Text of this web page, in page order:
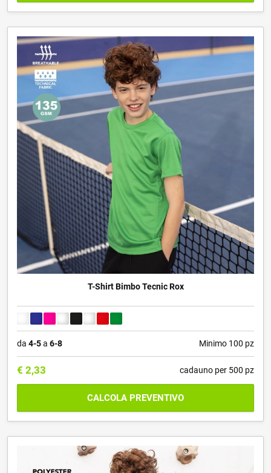
T-Shirt Bimbo Tecnic Rox
da 4-5a 6-8 Minimo 100 pz
€ 2,33 cadauno per 500 pz
CALCOLA PREVENTIVO